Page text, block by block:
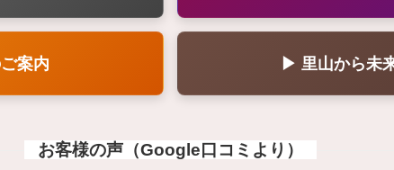
案内 ▶ 里山から未
お客様の声（Google口コミより）